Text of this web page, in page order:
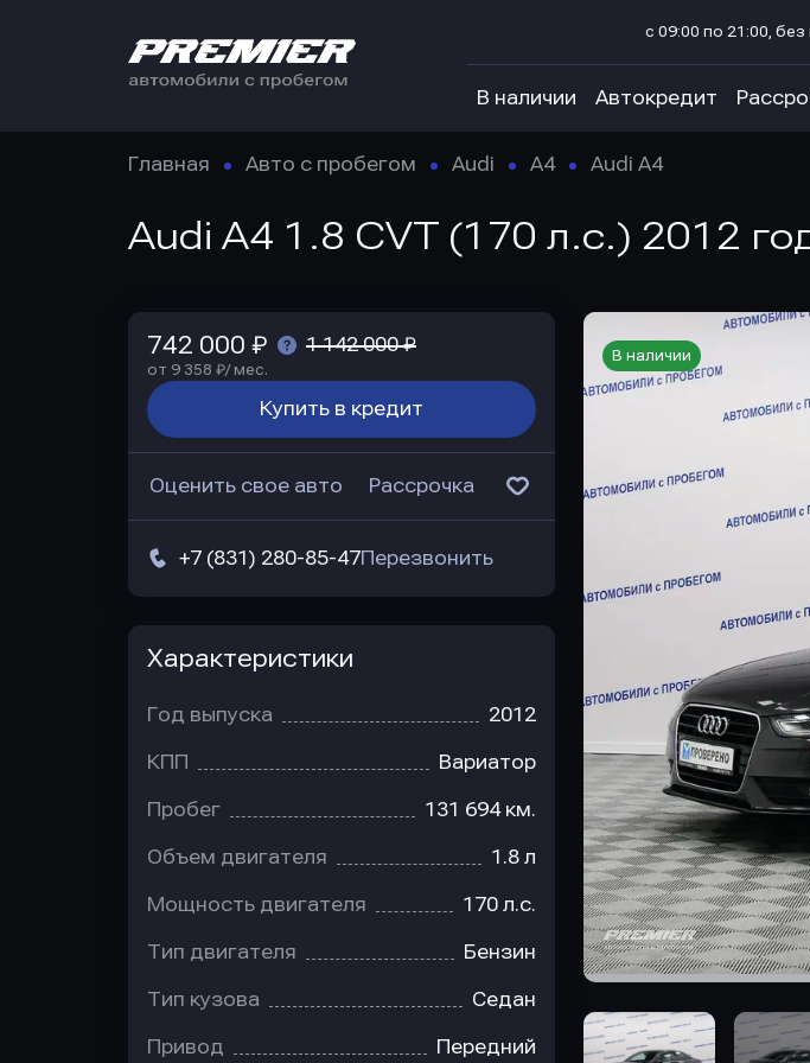
с 09:00 по 21:00,
В наличии Автокредит
Главная Авто с пробегом Audi A4 Audi A4
Audi A4 1.8 CVT (170 л.с.) 2012
В наличии
742 000 ₽ 1 142 000 ₽
от 9 358 ₽/ мес.
Купить в кредит
Оценить свое авто Рассрочка
+7 (831) 280-85-47Перезвонить
Характеристики
Год выпуска 2012
КПП Вариатор
Пробег 131 694 км.
Объем двигателя 1.8 л
Мощность двигателя 170 л.с.
Тип двигателя Бензин
Тип кузова Седан
Привод Передний